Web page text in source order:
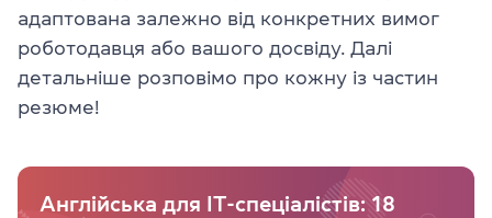
адаптована залежно від конкретних вимог
роботодавця або вашого досвіду. Далі
детальніше розповімо про кожну із частин
резюме!
Англійська для IT-спеціалістів: 18